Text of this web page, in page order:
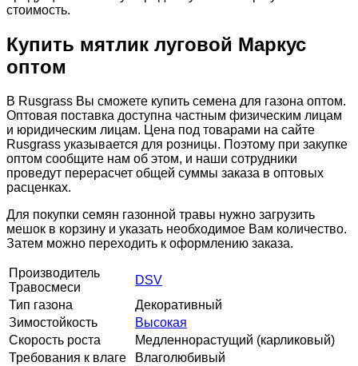
стоимость.
Купить мятлик луговой Маркус
оптом
В Rusgrass Вы сможете купить семена для газона оптом.
Оптовая поставка доступна частным физическим лицам
и юридическим лицам. Цена под товарами на сайте
Rusgrass указывается для розницы. Поэтому при закупке
оптом сообщите нам об этом, и наши сотрудники
проведут перерасчет общей суммы заказа в оптовых
расценках.
Для покупки семян газонной травы нужно загрузить
мешок в корзину и указать необходимое Вам количество.
Затем можно переходить к оформлению заказа.
Производитель
Травосмеси
DSV
Тип газона
Декоративный
Зимостойкость
Высокая
Скорость роста
Медленнорастущий (карликовый)
Требования к влаге
Влаголюбивый